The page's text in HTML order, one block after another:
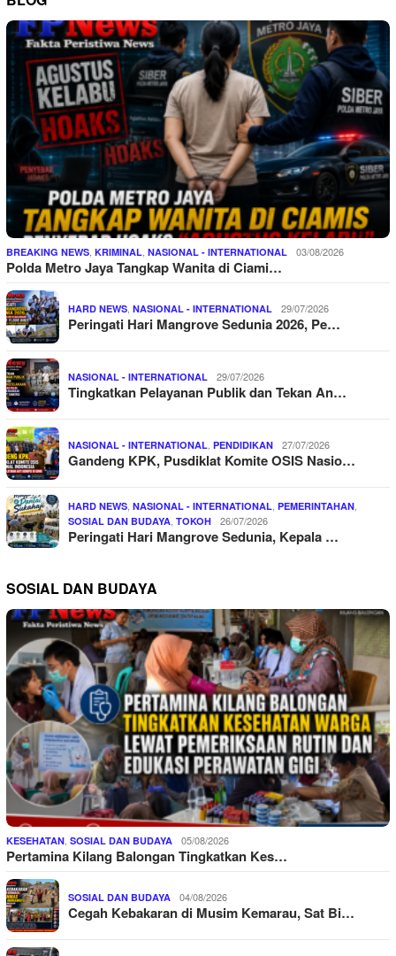
BREAKING NEWS KRIMINAL NASIONAL - INTERNATIONAL 03/08/2026
Polda Metro Jaya Tangkap Wanita di Ciami…
HARD NEWS NASIONAL - INTERNATIONAL 29/07/2026
Peringati Hari Mangrove Sedunia 2026, Pe…
NASIONAL - INTERNATIONAL 29/07/2026
Tingkatkan Pelayanan Publik dan Tekan An…
NASIONAL - INTERNATIONAL PENDIDIKAN 27/07/2026
Gandeng KPK, Pusdiklat Komite OSIS Nasio…
HARD NEWS NASIONAL - INTERNATIONAL PEMERINTAHAN
SOSIAL DAN BUDAYA TOKOH 26/07/2026
Peringati Hari Mangrove Sedunia, Kepala …
SOSIAL DAN BUDAYA
KESEHATAN SOSIAL DAN BUDAYA 05/08/2026
Pertamina Kilang Balongan Tingkatkan Kes…
SOSIAL DAN BUDAYA 04/08/2026
Cegah Kebakaran di Musim Kemarau, Sat Bi…